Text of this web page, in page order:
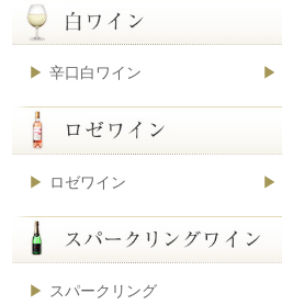
辛口白ワイン
ロゼワイン
スパークリング